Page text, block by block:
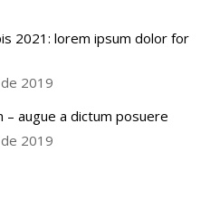
2021: lorem ipsum dolor for
2019
– augue a dictum posuere
2019